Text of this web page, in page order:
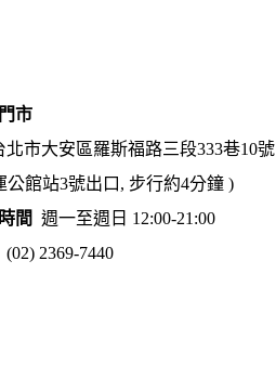
市
北市大安區羅斯福路三段333巷10號
公館站3號出口, 步行約4分鐘 )
間 週一至週日 12:00-21:00
(02) 2369-7440